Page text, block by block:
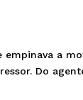
empinava a
Do